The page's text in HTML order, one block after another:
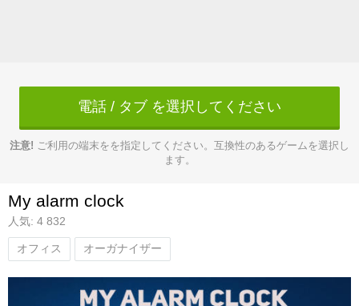
電話 / タブ を選択してください
注意! ご利用の端末をを指定してください。互換性のあるゲームを選択し
ます。
My alarm clock
人気: 4 832
オフィス オーガナイザー